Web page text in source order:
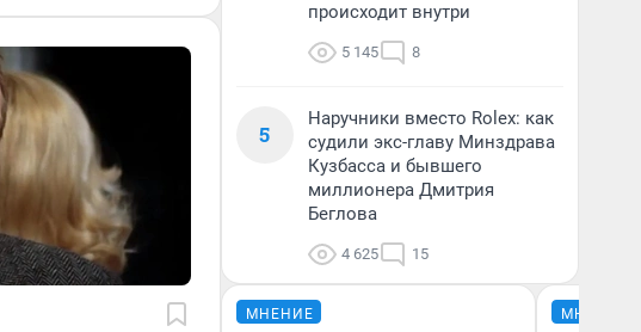
происходит внутри
5 145 8
5
Наручники вместо Rolex: как
судили экс-главу Минздрава
Кузбасса и бывшего
миллионера Дмитрия
Беглова
4 625 15
МНЕНИЕ МНЕНИЕ